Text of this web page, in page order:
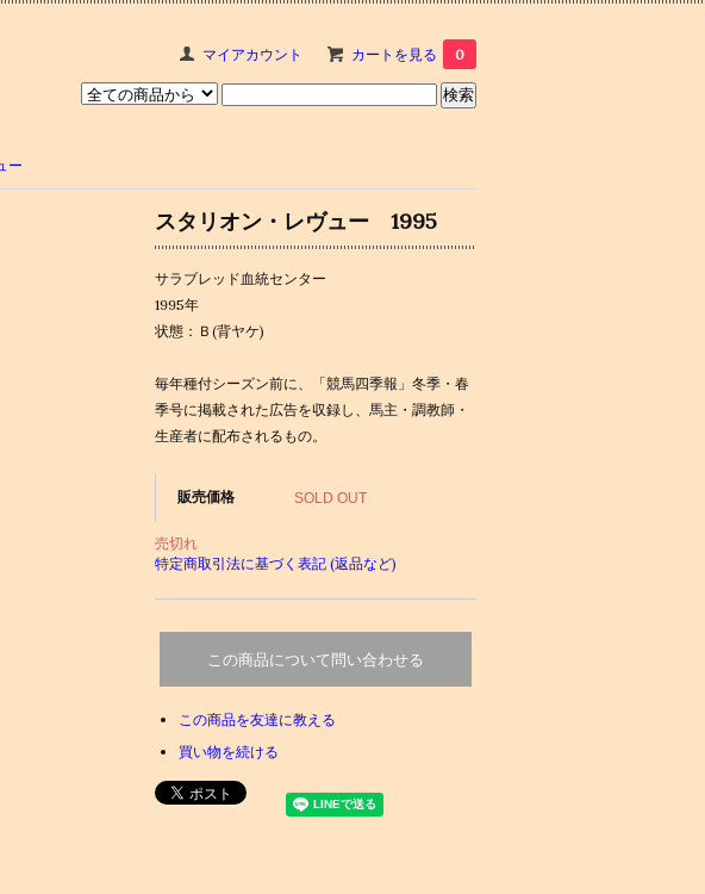
マイアカウント カートを見る 0
ー
スタリオン・レヴュー 1995
サラブレッド血統センター
1995年
状態：Ｂ(背ヤケ)
毎年種付シーズン前に、「競馬四季報」冬季・春
季号に掲載された広告を収録し、馬主・調教師・
生産者に配布されるもの。
販売価格 SOLD OUT
売切れ
特定商取引法に基づく表記 (返品など)
この商品について問い合わせる
この商品を友達に教える
買い物を続ける